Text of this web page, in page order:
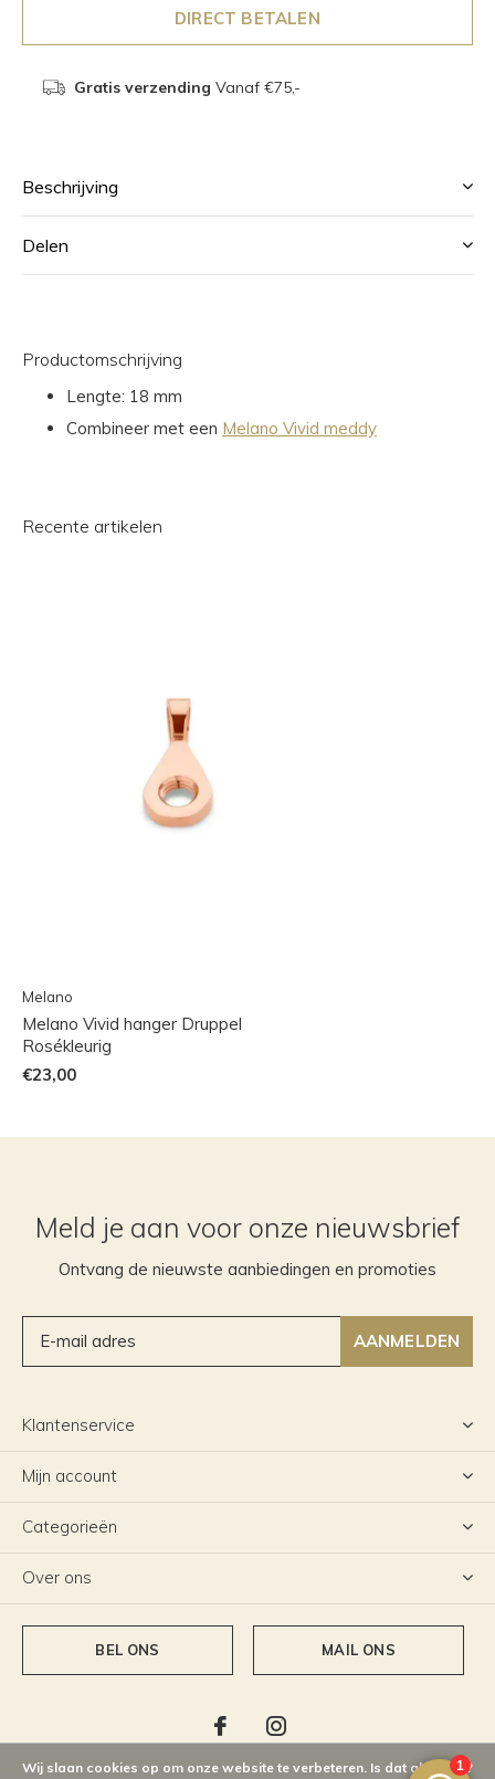
DIRECT BETALEN
Gratis verzending Vanaf €75,-
Beschrijving
Delen
Productomschrijving
Lengte: 18 mm
Combineer met een Melano Vivid meddy
Recente artikelen
Melano
Melano Vivid hanger Druppel
Rosékleurig
€23,00
Meld je aan voor onze nieuwsbrief
Ontvang de nieuwste aanbiedingen en promoties
AANMELDEN
Klantenservice
Mijn account
Categorieën
Over ons
BEL ONS MAIL ONS
Wij slaan cookies op om onze website te verbeteren. Is dat akkoord?